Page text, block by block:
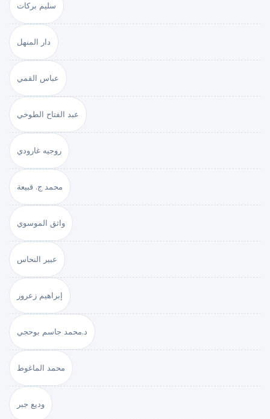
سليم بركات
دار المنهل
عباس القمي
عبد الفتاح الطوخي
روجيه غارودي
محمد ج. قبيعة
واثق الموسوي
عبير النحاس
إبراهيم زعرور
د.محمد جاسم بوحجي
محمد الماغوط
وديع جبر